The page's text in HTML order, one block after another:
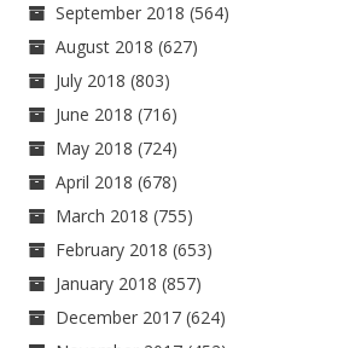
September 2018 (564)
August 2018 (627)
July 2018 (803)
June 2018 (716)
May 2018 (724)
April 2018 (678)
March 2018 (755)
February 2018 (653)
January 2018 (857)
December 2017 (624)